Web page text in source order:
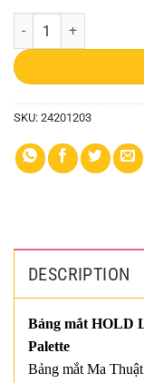
Màu Mắt Hold Live 63
SKU: 24201203
DESCRIPTION
Bảng mắt HOLD
Palette
Bảng mắt Ma